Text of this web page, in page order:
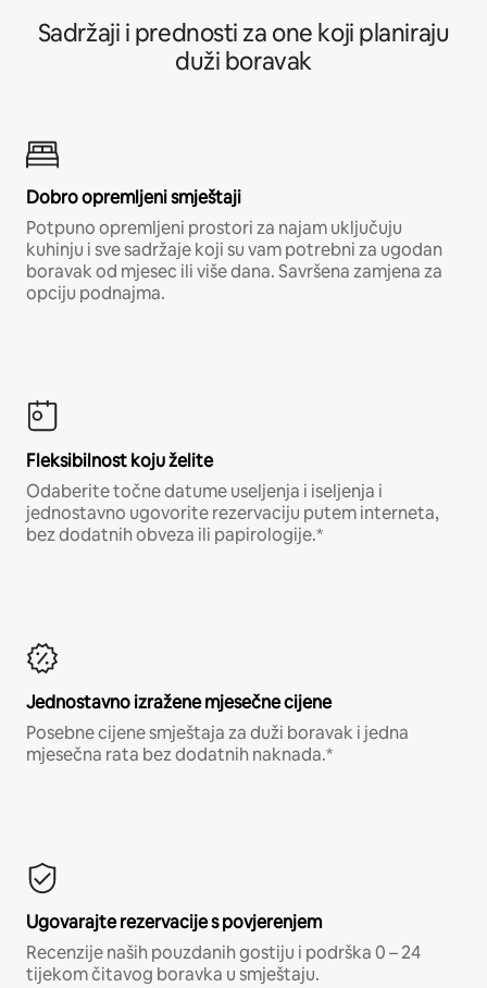
Sadržaji i prednosti za one koji planiraju
duži boravak
Dobro opremljeni smještaji
Potpuno opremljeni prostori za najam uključuju
kuhinju i sve sadržaje koji su vam potrebni za ugodan
boravak od mjesec ili više dana. Savršena zamjena za
opciju podnajma.
Fleksibilnost koju želite
Odaberite točne datume useljenja i iseljenja i
jednostavno ugovorite rezervaciju putem interneta,
bez dodatnih obveza ili papirologije.*
Jednostavno izražene mjesečne cijene
Posebne cijene smještaja za duži boravak i jedna
mjesečna rata bez dodatnih naknada.*
Ugovarajte rezervacije s povjerenjem
Recenzije naših pouzdanih gostiju i podrška 0 – 24
tijekom čitavog boravka u smještaju.